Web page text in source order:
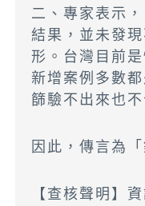
二、專家表示
結果，並未發
形。台灣目前
新增案例多數
篩驗不出來也不
因此，傳言為
【查核聲明】